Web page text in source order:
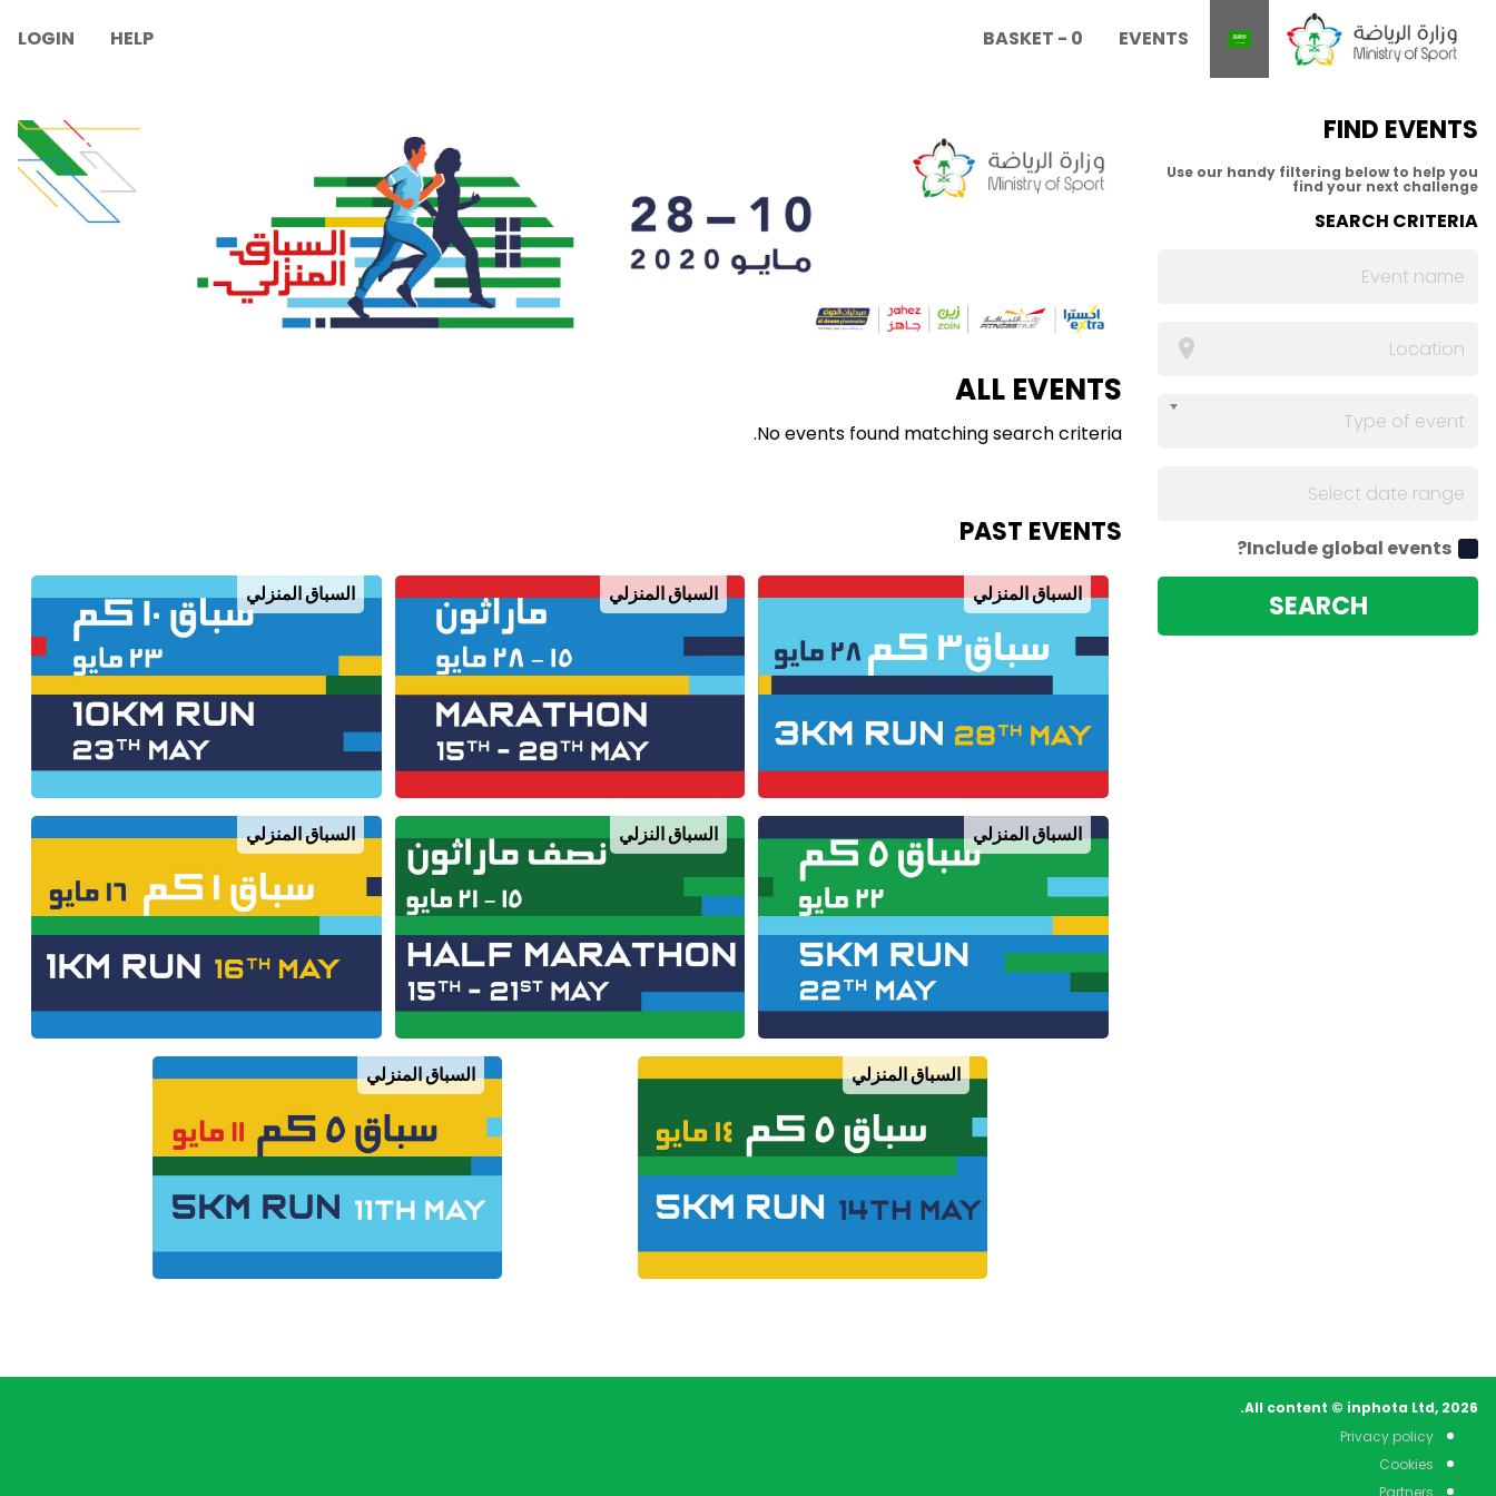
EVENTS
BASKET - 0
HELP
LOGIN
FIND EVENTS
Use our handy filtering below to help you
find your next challenge
SEARCH CRITERIA
Type of event
Include global events?
SEARCH
ALL EVENTS
No events found matching search criteria.
PAST EVENTS
السباق المنزلي السباق المنزلي السباق المنزلي
السباق المنزلي السباق النزلي السباق المنزلي
السباق المنزلي السباق المنزلي
All content © inphota Ltd, 2026.
Privacy policy
Cookies
Partners